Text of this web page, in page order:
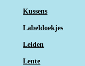
Kussens
Labeldoekjes
Leiden
Lente